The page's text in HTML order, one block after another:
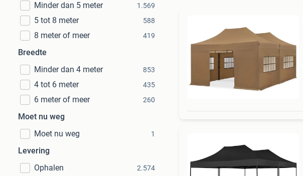
Minder dan 5 meter
1.569
5 tot 8 meter 588
8 meter of meer 419
Breedte
Minder dan 4 meter
853
4 tot 6 meter 435
6 meter of meer 260
Moet nu weg
Moet nu weg
1
Levering
Ophalen
2.574